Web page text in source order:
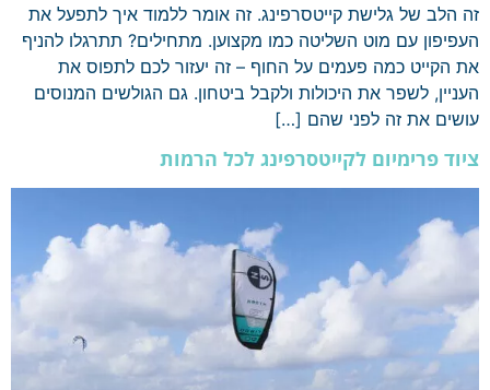
זה הלב של גלישת קייטסרפינג. זה אומר ללמוד איך לתפעל את
העפיפון עם מוט השליטה כמו מקצוען. מתחילים? תתרגלו להניף
את הקייט כמה פעמים על החוף – זה יעזור לכם לתפוס את
העניין, לשפר את היכולות ולקבל ביטחון. גם הגולשים המנוסים
עושים את זה לפני שהם […]
ציוד פרימיום לקייטסרפינג לכל הרמות